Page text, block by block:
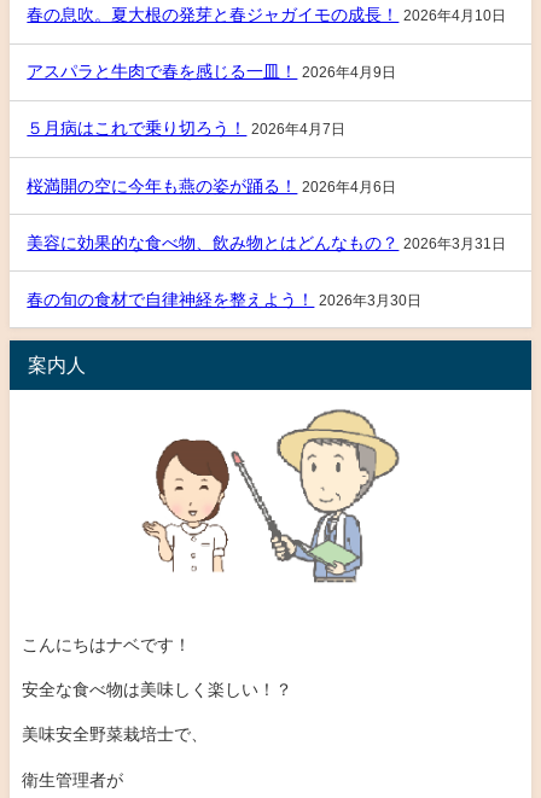
春の息吹。夏大根の発芽と春ジャガイモの成長！ 2026年4月10日
アスパラと牛肉で春を感じる一皿！ 2026年4月9日
５月病はこれで乗り切ろう！ 2026年4月7日
桜満開の空に今年も燕の姿が踊る！ 2026年4月6日
美容に効果的な食べ物、飲み物とはどんなもの？ 2026年3月31日
春の旬の食材で自律神経を整えよう！ 2026年3月30日
案内人
こんにちはナベです！
安全な食べ物は美味しく楽しい！？
美味安全野菜栽培士で、
衛生管理者が